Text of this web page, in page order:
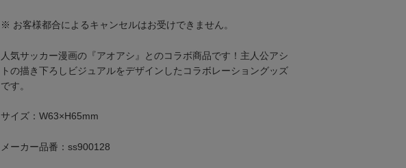
※ お客様都合によるキャンセルはお受けできません。
人気サッカー漫画の『アオアシ』とのコラボ商品です！主人公アシ
トの描き下ろしビジュアルをデザインしたコラボレーショングッズ
です。
サイズ：W63×H65mm
メーカー品番：ss900128